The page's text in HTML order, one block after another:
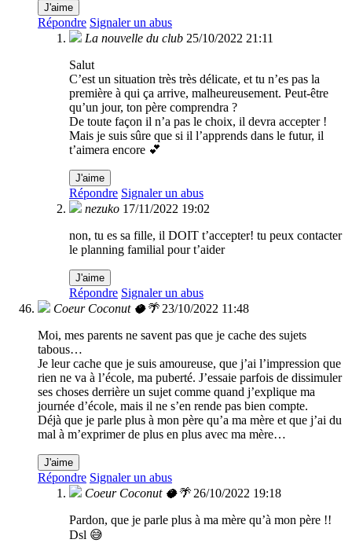
J'aime
Répondre Signaler un abus
La nouvelle du club 25/10/2022 21:11
Salut
C’est un situation très très délicate, et tu n’es pas la
première à qui ça arrive, malheureusement. Peut-être
qu’un jour, ton père comprendra ?
De toute façon il n’a pas le choix, il devra accepter !
Mais je suis sûre que si il l’apprends dans le futur, il
t’aimera encore 💕
J'aime
Répondre Signaler un abus
nezuko 17/11/2022 19:02
non, tu es sa fille, il DOIT t’accepter! tu peux contacter
le planning familial pour t’aider
J'aime
Répondre Signaler un abus
Coeur Coconut 🥥🌴 23/10/2022 11:48
Moi, mes parents ne savent pas que je cache des sujets
tabous…
Je leur cache que je suis amoureuse, que j’ai l’impression que
rien ne va à l’école, ma puberté. J’essaie parfois de dissimuler
ses choses derrière un sujet comme quand j’explique ma
journée d’école, mais il ne s’en rende pas bien compte.
Déjà que je parle plus à mon père qu’a ma mère et que j’ai du
mal à m’exprimer de plus en plus avec ma mère…
J'aime
Répondre Signaler un abus
Coeur Coconut 🥥🌴 26/10/2022 19:18
Pardon, que je parle plus à ma mère qu’à mon père !!
Dsl 😅